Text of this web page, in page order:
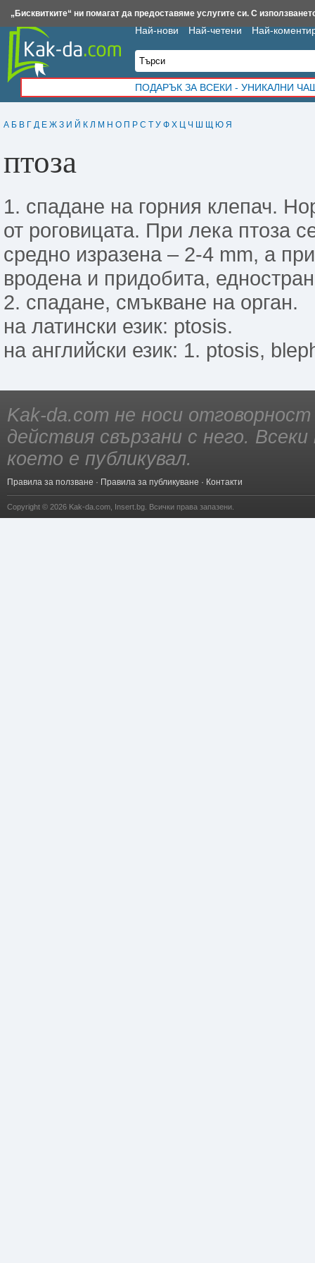
А Б В Г Д Е Ж З И Й К Л М Н О П Р С Т У Ф Х Ц Ч Ш Щ Ю Я
птоза
1. спадане на горния клепач.
от роговицата. При лека птоза
средно изразена – 2-4 mm, а
вродена и придобита,
2. спадане, смъкване на орган.
на латински език: ptosis.
на английски език: 1. ptosis,
Най-нови Най-четени Най-
ПОДАРЪК ЗА ВСЕКИ - УНИКАЛНИ
Insert.bg Framar.bg Kak-da.com Iztochnik.com BauBau.bg NewAge.bg
Kak-da.com не носи
действия свързани с него.
което е публикувал.
Правила за ползване · Правила за публикуване · Контакти
Copyright © 2026 Kak-da.com Insert.bg . Всички права запазени.
„Бисквитките“ ни помагат да предоставяме услугите си. С